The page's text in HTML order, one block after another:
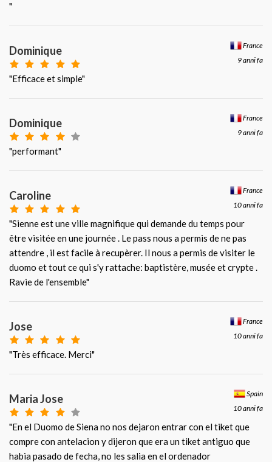
"
France
9 anni fa
Dominique
"Efficace et simple"
France
9 anni fa
Dominique
"performant"
France
10 anni fa
Caroline
"Sienne est une ville magnifique qui demande du temps pour
être visitée en une journée . Le pass nous a permis de ne pas
attendre , il est facile à recupèrer. Il nous a permis de visiter le
duomo et tout ce qui s'y rattache: baptistère, musée et crypte .
Ravie de l'ensemble"
France
10 anni fa
Jose
"Très efficace. Merci"
Spain
10 anni fa
Maria Jose
"En el Duomo de Siena no nos dejaron entrar con el tiket que
compre con antelacion y dijeron que era un tiket antiguo que
habia pasado de fecha, no les salia en el ordenador